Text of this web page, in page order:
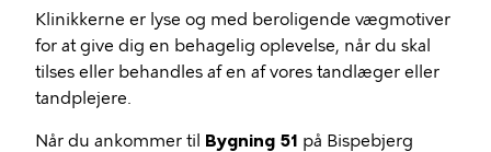
Klinikkerne er lyse og med beroligende vægmotiver
for at give dig en behagelig oplevelse, når du skal
tilses eller behandles af en af vores tandlæger eller
tandplejere.
Når du ankommer til Bygning 51 på Bispebjerg